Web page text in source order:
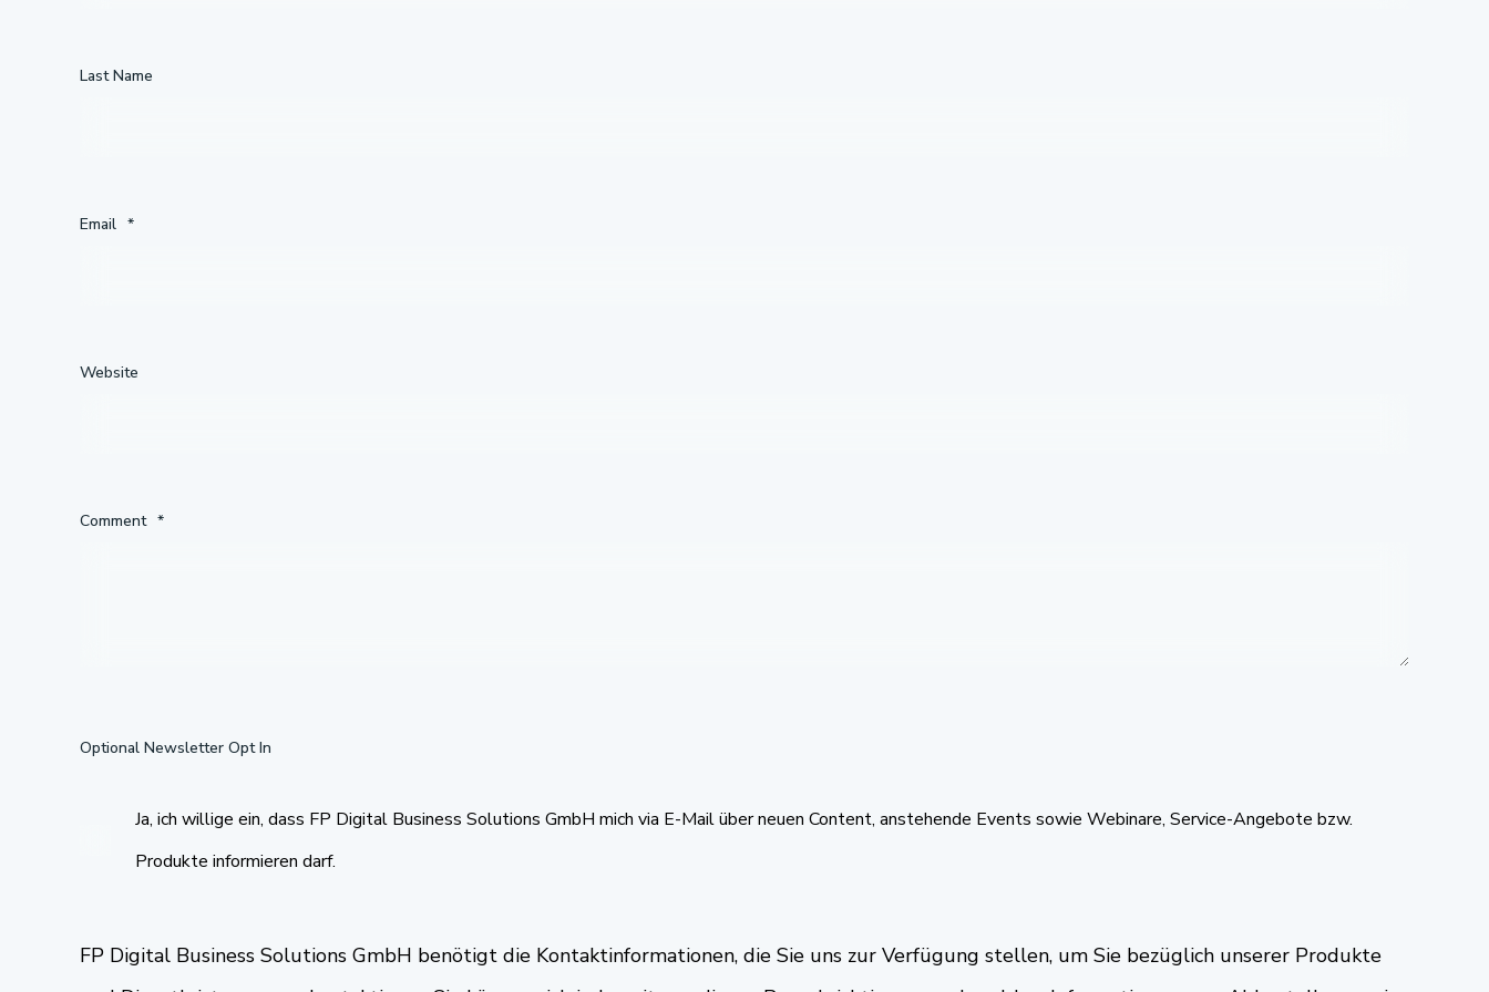
Last Name
Email *
Website
Comment *
Optional Newsletter Opt In
Ja, ich willige ein, dass FP Digital Business Solutions GmbH mich via E-Mail über neuen Content, anstehende Events sowie Webinare, Service-Angebote bzw.
Produkte informieren darf.
FP Digital Business Solutions GmbH benötigt die Kontaktinformationen, die Sie uns zur Verfügung stellen, um Sie bezüglich unserer Produkte